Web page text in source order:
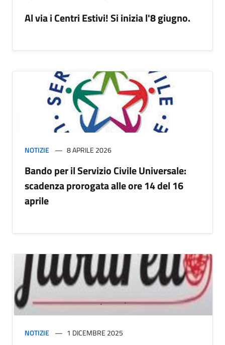
Al via i Centri Estivi! Si inizia l'8 giugno.
NOTIZIE 8 APRILE 2026
Bando per il Servizio Civile Universale:
scadenza prorogata alle ore 14 del 16
aprile
NOTIZIE 1 DICEMBRE 2025